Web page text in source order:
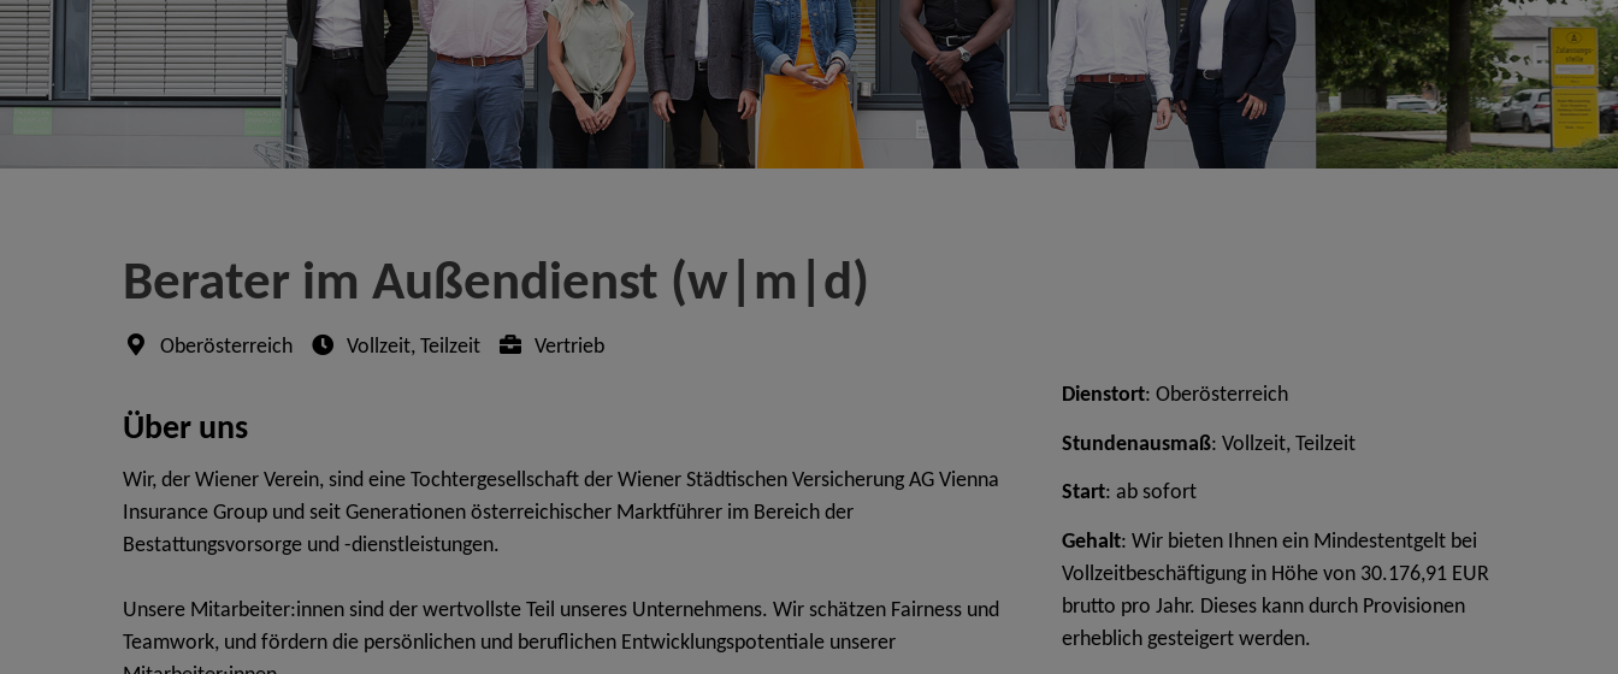
Berater im Außendienst (w|m|d)
Oberösterreich Vollzeit, Teilzeit Vertrieb
Über uns
Wir, der Wiener Verein, sind eine Tochtergesellschaft der Wiener Städtischen Versicherung AG Vienna
Insurance Group und seit Generationen österreichischer Marktführer im Bereich der
Bestattungsvorsorge und -dienstleistungen.
Unsere Mitarbeiter:innen sind der wertvollste Teil unseres Unternehmens. Wir schätzen Fairness und
Teamwork, und fördern die persönlichen und beruflichen Entwicklungspotentiale unserer
Dienstort: Oberösterreich
Stundenausmaß: Vollzeit, Teilzeit
Start: ab sofort
Gehalt: Wir bieten Ihnen ein Mindestentgelt bei
Vollzeitbeschäftigung in Höhe von 30.176,91 EUR
brutto pro Jahr. Dieses kann durch Provisionen
erheblich gesteigert werden.